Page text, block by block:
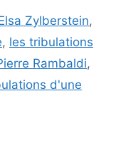
Zylberstein,
, les tribulations
Rambaldi,
d'une